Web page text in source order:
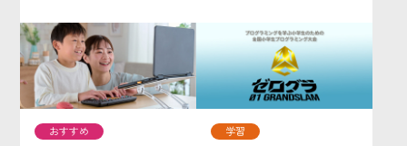
のWEB予選がいよいよス
タート！ 子どもたちが普
段のプログラミング学習
の成果を存分に発揮でき
る機会として […]
ログラミング推進機構が
主催する、全国の小学生
向けプログラミング大会
「ゼロワングランドスラ
ム」の運営を行っていま
[…]
おすすめ 学習